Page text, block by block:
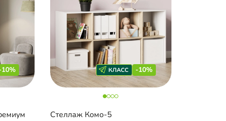
-10%
Стеллаж Комо-5